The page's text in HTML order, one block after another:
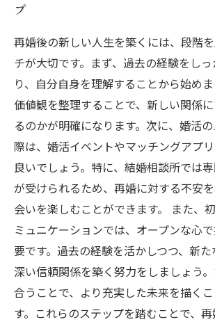
プ
再婚後の新しい人生を築くには、段階
チが大切です。まず、過去の経験をし
り、自分自身を理解することから始め
価値観を整理することで、新しい関係
るのかが明確になります。次に、婚活
際は、婚活イベントやマッチングアプ
良いでしょう。特に、結婚相談所では
が受けられるため、再婚に対する不安
会いを楽しむことができます。 また、
ミュニケーションでは、オープンな心
要です。過去の経験を活かしつつ、新
深い信頼関係を築く努力をしましょう
合うことで、より充実した未来を描く
す。これらのステップを踏むことで、